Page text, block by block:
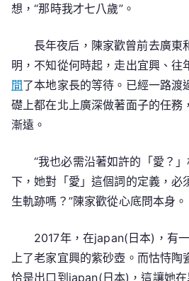
想，“那時我才七八歲”。
長年夜后，陳家歡曾前去廣東
明，不知從何時起，走出宜興、往
間了本地家長的等待。已經一路渡
礎上都在北上廣深做著面子的任務
漸遠。
“我也必需沿著如許的「愛？
下，她對「愛」這個詞的定義，必
生軌跡嗎？”陳家歡從心底問本身。
2017年，在japan(日本)，有
上了老家宜興的紫砂壺。而怙恃
恰是出口到japan(日本)，這讓她